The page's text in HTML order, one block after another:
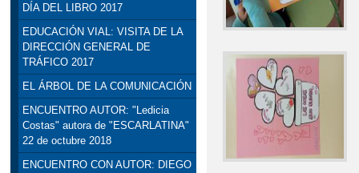
DÍA DEL LIBRO 2017
EDUCACIÓN VIAL: VISITA DE LA
DIRECCIÓN GENERAL DE
TRÁFICO 2017
EL ÁRBOL DE LA COMUNICACIÓN
ENCUENTRO AUTOR: "Ledicia
Costas" autora de "ESCARLATINA"
22 de octubre 2018
ENCUENTRO CON AUTOR: DIEGO